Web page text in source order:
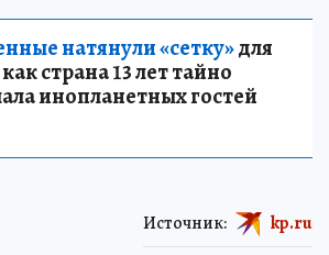
натянули «сетку»для
страна 13 лет тайно
инопланетных гостей
Источник: kp.ru